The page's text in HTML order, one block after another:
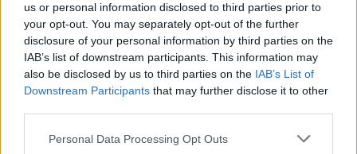
us or personal information disclosed to third parties prior to
your opt-out. You may separately opt-out of the further
disclosure of your personal information by third parties on the
IAB’s list of downstream participants. This information may
also be disclosed by us to third parties on the IAB’s List of
Downstream Participants that may further disclose it to other
Personal Data Processing Opt Outs
Τα τραύματα του 19χρονου
Μετά από μήνες αποτυχημένων προσπαθειών
για την απελευθέρωσή του, η οικογένειά του